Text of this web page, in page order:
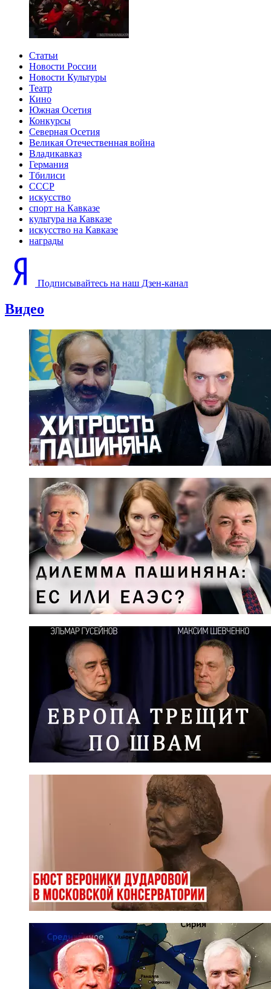
Статьи
Новости России
Новости Культуры
Театр
Кино
Южная Осетия
Конкурсы
Северная Осетия
Великая Отечественная война
Владикавказ
Германия
Тбилиси
СССР
искусство
спорт на Кавказе
культура на Кавказе
искусство на Кавказе
награды
Подписывайтесь на наш Дзен-канал
Видео